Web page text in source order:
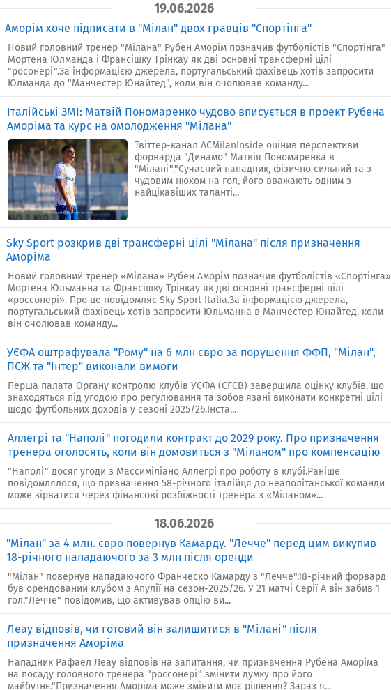
19.06.2026
Аморім хоче підписати в "Мілан" двох гравців "Спортінга"
Новий головний тренер "Мілана" Рубен Аморім позначив футболістів "Спортінга"
Мортена Юлманда і Франсішку Трінкау як дві основні трансферні цілі
"росонері".За інформацією джерела, португальський фахівець хотів запросити
Юлманда до "Манчестер Юнайтед", коли він очолював команду...
Італійські ЗМІ: Матвій Пономаренко чудово вписується в проект Рубена
Аморіма та курс на омолодження "Мілана"
Твіттер-канал ACMilanInside оцінив перспективи
форварда "Динамо" Матвія Пономаренка в
"Мілані"."Сучасний нападник, фізично сильний та з
чудовим нюхом на гол, його вважають одним з
найцікавіших таланті...
Sky Sport розкрив дві трансферні цілі "Мілана" після призначення
Аморіма
Новий головний тренер «Мілана» Рубен Аморім позначив футболістів «Спортінга»
Мортена Юльманна та Франсішку Трінкау як дві основні трансферні цілі
«россонері». Про це повідомляє Sky Sport Italia.За інформацією джерела,
португальський фахівець хотів запросити Юльманна в Манчестер Юнайтед, коли
він очолював команду...
УЄФА оштрафувала "Рому" на 6 млн євро за порушення ФФП, "Мілан",
ПСЖ та "Інтер" виконали вимоги
Перша палата Органу контролю клубів УЄФА (CFCB) завершила оцінку клубів, що
знаходяться під угодою про регулювання та зобов'язані виконати конкретні цілі
щодо футбольних доходів у сезоні 2025/26.Інста...
Аллегрі та "Наполі" погодили контракт до 2029 року. Про призначення
тренера оголосять, коли він домовиться з "Міланом" про компенсацію
"Наполі" досяг угоди з Массиміліано Аллегрі про роботу в клубі.Раніше
повідомлялося, що призначення 58-річного італійця до неаполітанської команди
може зірватися через фінансові розбіжності тренера з «Міланом»...
18.06.2026
"Мілан" за 4 млн. євро повернув Камарду. "Лечче" перед цим викупив
18-річного нападаючого за 3 млн після оренди
"Мілан" повернув нападаючого Франческо Камарду з "Лечче".18-річний форвард
був орендований клубом з Апулії на сезон-2025/26. У 21 матчі Серії А він забив 1
гол."Лечче" повідомив, що активував опцію ви...
Леау відповів, чи готовий він залишитися в "Мілані" після
призначення Аморіма
Нападник Рафаел Леау відповів на запитання, чи призначення Рубена Аморіма
на посаду головного тренера "россонері" змінити думку про його
майбутнє."Призначення Аморіма може змінити моє рішення? Зараз я...